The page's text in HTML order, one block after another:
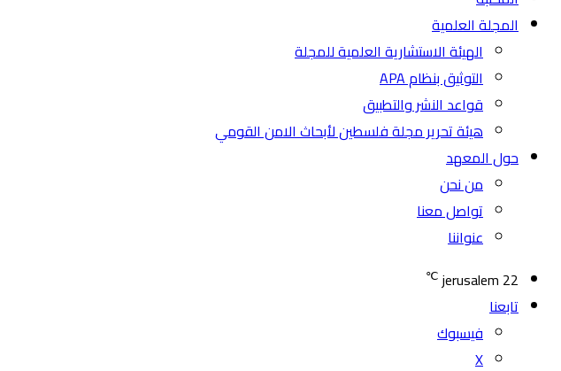
المجلة العلمية
الهيئة الاستشارية العلمية للمجلة
التوثيق بنظام APA
قواعد النشر والتطبيق
هيئة تحرير مجلة فلسطين لأبحاث الامن القومي
حول المعهد
من نحن
تواصل معنا
عنواننا
jerusalem 22
℃
تابعنا
فيسبوك
‫X